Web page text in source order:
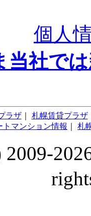
個人
当社で
ラザ｜ 札幌賃貸プラザ
マンション情報 札
2009-